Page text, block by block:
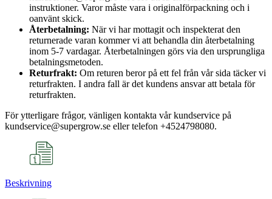
instruktioner. Varor måste vara i originalförpackning och i
oanvänt skick.
Återbetalning: När vi har mottagit och inspekterat den
returnerade varan kommer vi att behandla din återbetalning
inom 5-7 vardagar. Återbetalningen görs via den ursprungliga
betalningsmetoden.
Returfrakt: Om returen beror på ett fel från vår sida täcker vi
returfrakten. I andra fall är det kundens ansvar att betala för
returfrakten.
För ytterligare frågor, vänligen kontakta vår kundservice på
kundservice@supergrow.se eller telefon +4524798080.
Beskrivning